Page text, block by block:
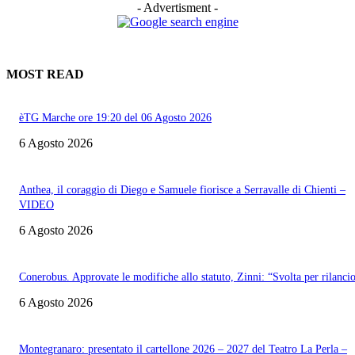
- Advertisment -
MOST READ
èTG Marche ore 19:20 del 06 Agosto 2026
6 Agosto 2026
Anthea, il coraggio di Diego e Samuele fiorisce a Serravalle di Chienti –
VIDEO
6 Agosto 2026
Conerobus. Approvate le modifiche allo statuto, Zinni: “Svolta per
6 Agosto 2026
Montegranaro: presentato il cartellone 2026 – 2027 del Teatro La Perla –